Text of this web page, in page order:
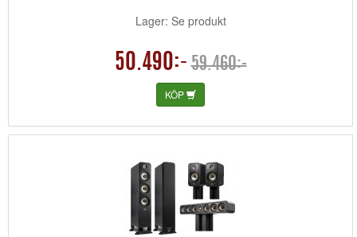
Lager: Se produkt
50.490:- 59.460:-
KÖP